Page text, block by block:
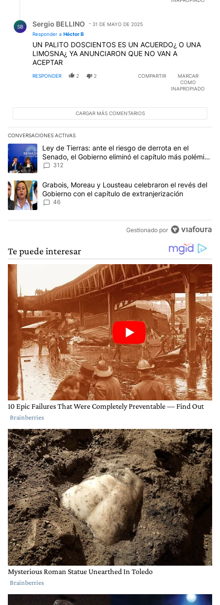
SB Sergio BELLINO
31 DE MAYO DE 2025
Responder a Héctor B
UN PALITO DOSCIENTOS ES UN ACUERDO¿ O UNA
LIMOSNA¿ YA ANUNCIARON QUE NO VAN A
ACEPTAR
RESPONDER 2 2 COMPARTIR
MARCAR
COMO
INAPROPIADO
CARGAR MÁS COMENTARIOS
CONVERSACIONES ACTIVAS
Este listado muestra los artículos con más comentarios en los
Un artículo de tendencia con el título "Ley de Tierras: ante el
Ley de Tierras: ante el riesgo de derrota en el
Senado, el Gobierno eliminó el capítulo más polémico
del proyecto
312
Un artículo de tendencia con el título "Grabois, Moreau y
Grabois, Moreau y Lousteau celebraron el revés del
Gobierno con el capítulo de extranjerización
46
Gestionado por